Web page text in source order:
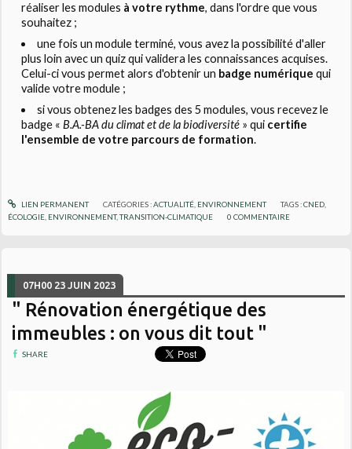
réaliser les modules à votre rythme, dans l'ordre que vous
souhaitez ;
une fois un module terminé, vous avez la possibilité d'aller
plus loin avec un quiz qui validera les connaissances acquises.
Celui-ci vous permet alors d'obtenir un badge numérique qui
valide votre module ;
si vous obtenez les badges des 5 modules, vous recevez le
badge « B.A.-BA du climat et de la biodiversité» qui certifie
l'ensemble de votre parcours de formation.
LIEN PERMANENT CATÉGORIES :ACTUALITÉ, ENVIRONNEMENT TAGS :CNED
ÉCOLOGIE ENVIRONNEMENT,TRANSITION-CLIMATIQUE 0 COMMENTAIRE
07H00 23 JUIN 2023
" Rénovation énergétique des
immeubles : on vous dit tout "
SHARE